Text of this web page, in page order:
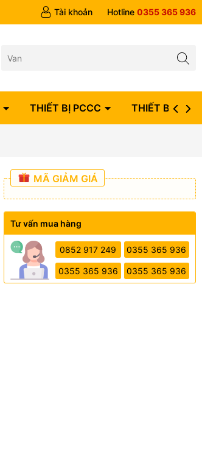
Tài khoản Hotline 0355 365 936
THIẾT BỊ PCCC THIẾT BỊ ĐIỆN
MÃ GIẢM GIÁ
Tư vấn mua hàng
0852 917 249 0355 365 936
0355 365 936 0355 365 936